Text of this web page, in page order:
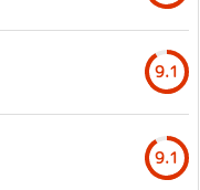
9.1
9.1